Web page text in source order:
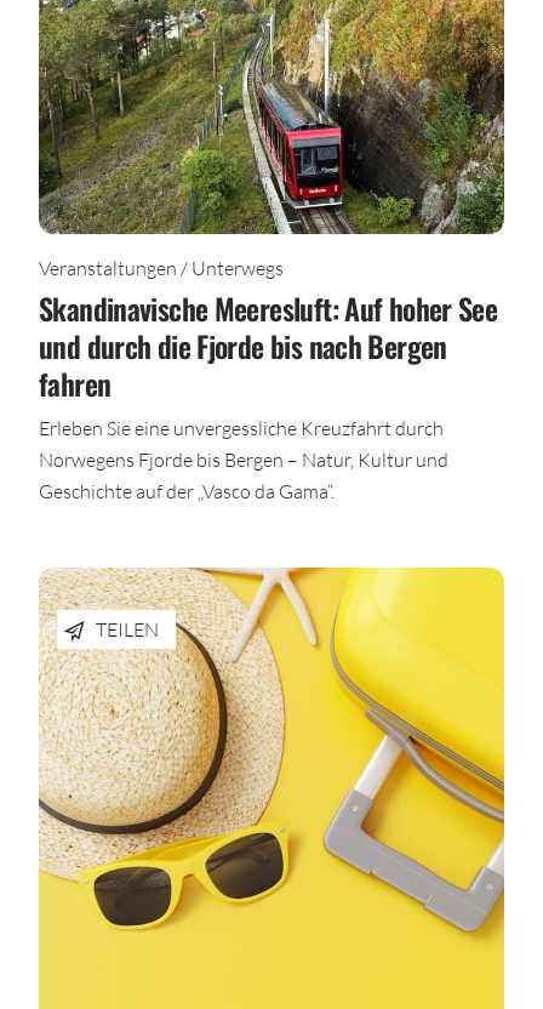
Veranstaltungen / Unterwegs
Skandinavische Meeresluft: Auf hoher See
und durch die Fjorde bis nach Bergen
fahren
Erleben Sie eine unvergessliche Kreuzfahrt durch
Norwegens Fjorde bis Bergen – Natur, Kultur und
Geschichte auf der „Vasco da Gama“.
TEILEN